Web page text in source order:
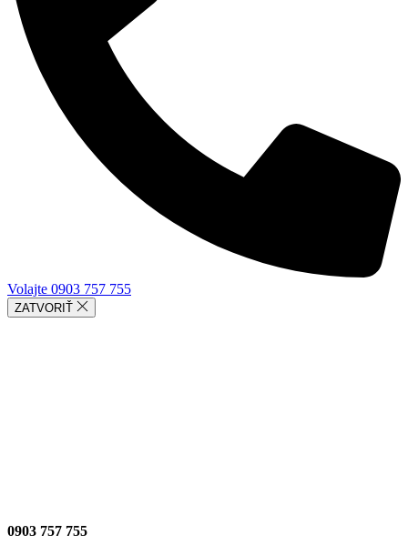
Volajte 0903 757 755
ZATVORIŤ
0903 757 755